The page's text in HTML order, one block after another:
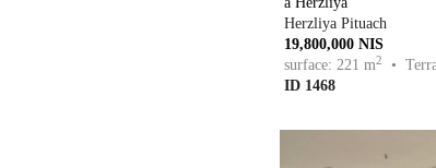
Herzliya Pituach
19,800,000 NIS
surface: 221 m2
•
ID 1468